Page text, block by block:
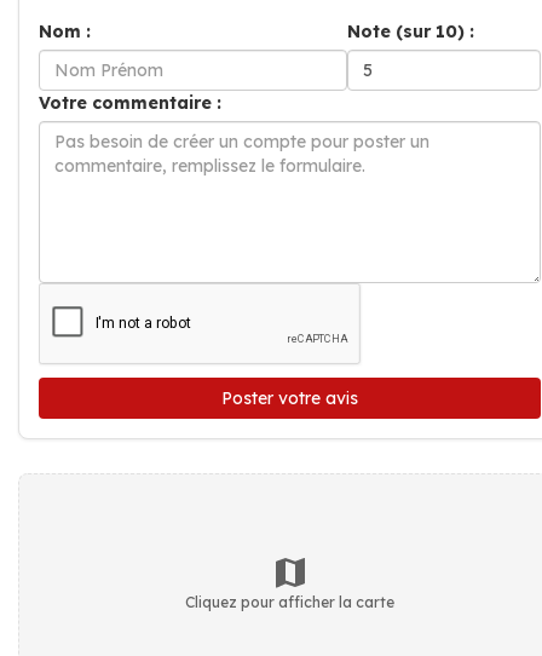
Nom :
Note (sur 10) :
Votre commentaire :
Poster votre avis
Cliquez pour afficher la carte